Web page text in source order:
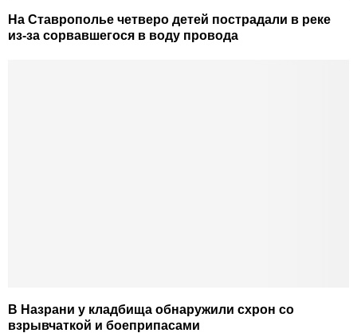
На Ставрополье четверо детей пострадали в реке
из-за сорвавшегося в воду провода
В Назрани у кладбища обнаружили схрон со
взрывчаткой и боеприпасами